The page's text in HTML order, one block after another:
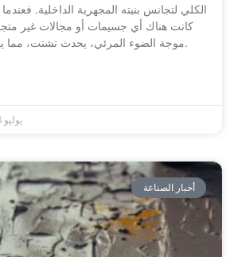
الكلي لتجانس بنيته المجهرية الداخلية.
كانت هناك أي جسيمات أو مجالات غير
موجة الضوء المرئي، يحدث تشتت، مما يؤدي إلى انخفاض النفاذية.
20 يوليو 2026
أخبار الصناعة